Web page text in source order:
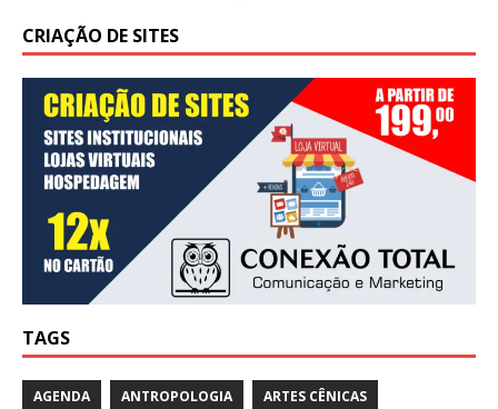
CRIAÇÃO DE SITES
TAGS
AGENDA ANTROPOLOGIA ARTES CÊNICAS